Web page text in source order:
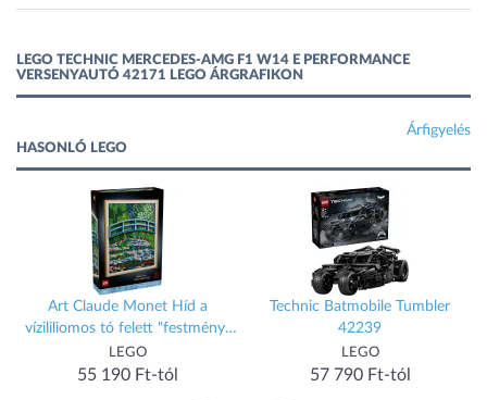
LEGO TECHNIC MERCEDES-AMG F1 W14 E PERFORMANCE
VERSENYAUTÓ 42171 LEGO ÁRGRAFIKON
Árfigyelés
HASONLÓ LEGO
Art Claude Monet Híd a
vízililiomos tó felett "festmény"
31220
LEGO
55 190 Ft-tól
Technic Batmobile Tumbler
42239
LEGO
57 790 Ft-tól